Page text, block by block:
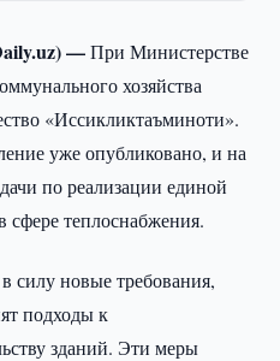
—При Министерстве
хозяйства
«Иссикликтаъминоти».
уже опубликовано, и на
по реализации единой
сфере теплоснабжения.
силу новые требования,
подходы к
зданий. Эти меры